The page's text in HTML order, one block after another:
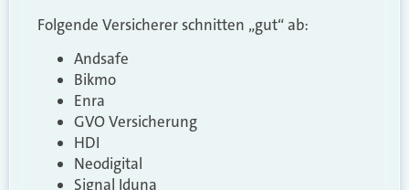
Folgende Versicherer schnitten „gut“ ab:
Andsafe
Bikmo
Enra
GVO Versicherung
HDI
Neodigital
Signal Iduna